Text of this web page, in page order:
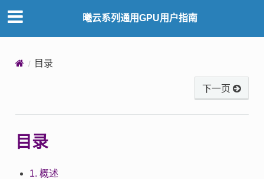
曦云系列通用GPU用户指南
目录
下一页
目录
1. 概述